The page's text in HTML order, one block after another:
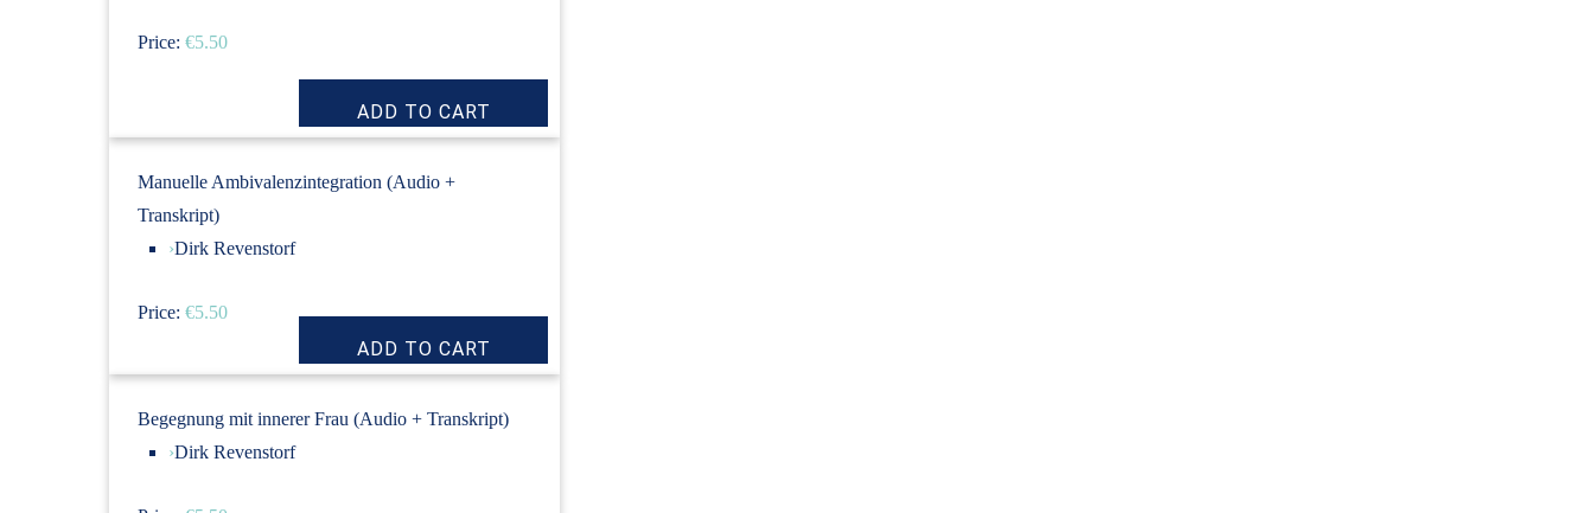
Price: €5.50
Manuelle Ambivalenzintegration (Audio +
Transkript)
›Dirk Revenstorf
Price: €5.50
Begegnung mit innerer Frau (Audio + Transkript)
›Dirk Revenstorf